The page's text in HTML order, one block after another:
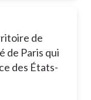
de
de Paris qui
des États-